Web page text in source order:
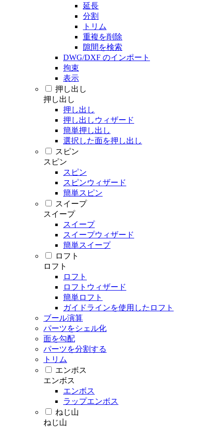
延長
分割
トリム
重複を削除
隙間を検索
DWG/DXF のインポート
拘束
表示
押し出し
押し出し
押し出し
押し出しウィザード
簡単押し出し
選択した面を押し出し
スピン
スピン
スピン
スピンウィザード
簡単スピン
スイープ
スイープ
スイープ
スイープウィザード
簡単スイープ
ロフト
ロフト
ロフト
ロフトウィザード
簡単ロフト
ガイドラインを使用したロフト
ブール演算
パーツをシェル化
面を勾配
パーツを分割する
トリム
エンボス
エンボス
エンボス
ラップエンボス
ねじ山
ねじ山